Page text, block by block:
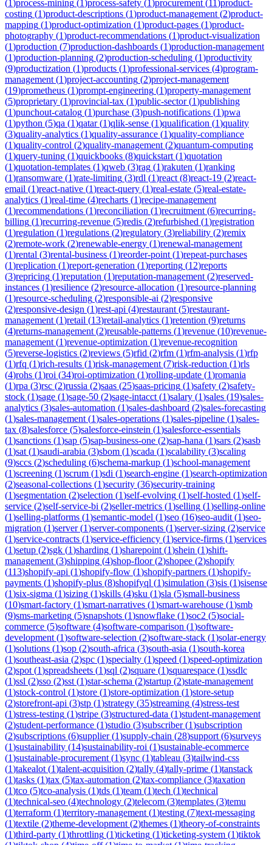
(1)process-mining (1)process-safety (1)procurement (11)product-
costing (1)product-descriptions (1)product-management (2)product-
mapping (1)product-optimization (1)product-pages (1)product-
photography (1)product-recommendations (1)product-visualization
(1)production (7)production-dashboards (1)production-management
(1)production-planning (2)production-scheduling (1)productivity
(9)productization (1)products (1)professional-services (4)program-
management (1)project-accounting (2)project-management
(19)prometheus (1)prompt-engineering (1)property-management
(5)proprietary (1)provincial-tax (1)public-sector(1)publishing
(1)punchout-catalog (1)purchase (3)push-notifications (1)pwa
(1)python (5)qa (1)qatar(1)qlik-sense (1)qualification (1)quality
(3)quality-analytics (1)quality-assurance (1)quality-compliance
(1)quality-control (2)quality-management (2)quantum-computing
(1)query-tuning (1)quickbooks (8)quickstart (1)quotation
(1)quotation-templates (1)qweb (3)rag (1)rakuten (1)ranking
(1)ransomware (1)rate-limiting (3)rdl (1)react (8)react-19 (2)react-
email (1)react-native (1)react-query (1)real-estate (5)real-estate-
analytics (1)real-time (4)recharts (1)recipe-management
(1)recommendations (1)reconciliation (1)recruitment (6)recurring-
billing (1)recurring-revenue (5)redis (2)refurbished (1)registration
(1)regulation (1)regulations (2)regulatory (3)reliability (2)remix
(2)remote-work (2)renewable-energy (1)renewal-management
(1)rental (3)rental-business (1)reorder-point (1)repeat-purchases
(1)replication (1)report-generation (1)reporting (12)reports
(3)repricing (1)reputation (1)reputation-management (2)reserved-
instances (1)resilience (2)resource-allocation (1)resource-planning
(1)resource-scheduling (2)responsible-ai (2)responsive
(2)responsive-design (1)rest-api (4)restaurant (5)restaurant-
management (1)retail (13)retail-analytics (1)retention (9)returns
(4)returns-management (2)reusable-patterns (1)revenue (10)revenue-
management (1)revenue-optimization (1)revenue-recognition
(5)reverse-logistics (2)reviews (5)rfid (2)rfm (1)rfm-analysis (1)rfp
(1)rfq (1)rich-results (1)risk-management (7)risk-reduction (1)rls
(4)rohs (1)roi (34)roi-optimization (1)rolling-update (1)romania
(1)rpa (3)rsc (2)russia (2)saas (25)saas-pricing (1)safety (2)safety-
stock (1)sage (1)sage-50 (2)sage-intacct (1)salary (1)sales (19)sales-
analytics (3)sales-automation (1)sales-dashboard (2)sales-forecasting
(1)sales-management (1)sales-operations (1)sales-pipeline (1)sales-
tax (8)salesforce (5)salesforce-einstein (1)salesforce-essentials
(1)sanctions (1)sap (5)sap-business-one (2)sap-hana (1)sars (2)sasb
(1)sat (1)saudi-arabia (3)sbom (1)scada (1)scalability (3)scaling
(9)sccs (2)scheduling (6)schema-markup (1)school-management
(1)screening (1)scrum (1)sdi (1)search-engine (1)search-optimization
(2)seasonal-collections (1)security (36)security-training
(1)segmentation (2)selection (1)self-evolving (1)self-hosted (1)self-
service (2)self-service-bi (2)seller-metrics (1)selling (1)selling-online
(1)selling-platforms (1)semantic-model (1)seo (16)seo-audit (1)seo-
migration (1)server(1)server-components (1)server-sizing (2)service
(1)service-contracts (1)service-efficiency (1)service-firms (1)services
(1)setup (2)sgk (1)sharding (1)sharepoint (1)shein (1)shift-
management (3)shipping (4)shop-floor(2)shopee (2)shopify
(113)shopify-api (1)shopify-flow (1)shopify-partners (1)shopify-
payments (1)shopify-plus (8)shopifyql (1)simulation (3)sis (1)sisense
(1)six-sigma (1)sizing (1)skills (4)sku (1)sla (5)small-business
(10)smart-factory (1)smart-narratives (1)smart-warehouse (1)smb
(9)sms-marketing (5)snapshots (1)snowflake (1)soc2 (5)social-
commerce (5)software (4)software-comparison (1)software-
development (1)software-selection (2)software-stack (1)solar-energy
(1)solutions (1)sop (2)south-africa (3)south-asia (1)south-korea
(1)southeast-asia (2)spc (1)specialty (1)speed (1)speed-optimization
(2)spot (1)spreadsheets (1)sql (2)square (1)squarespace (1)ssdlc
(1)ssl (2)sso (2)sst (1)star-schema (2)startup (2)state-management
(1)stock-control (1)store (1)store-optimization (1)store-setup
(2)storefront-api (3)stp (1)strategy (35)streaming (4)stress-test
(1)stress-testing (1)stripe (3)structured-data (1)student-management
(2)student-performance (1)studio (3)subscriber(1)subscription
(2)subscriptions (6)supplier(1)supply-chain (28)support (6)surveys
(1)sustainability (14)sustainability-roi (1)sustainable-ecommerce
(1)sustainable-procurement (1)sync (1)tableau (3)tailwind-css
(1)takealot (1)talent-acquisition (2)tally (4)tally-prime (1)tanstack
(1)tasks (1)tax (5)tax-automation (2)tax-compliance (3)taxation
(1)tco (5)tco-analysis (1)tds (1)team (1)tech (1)technical
(1)technical-seo (4)technology (2)telecom (3)templates (3)temu
(1)terraform (1)territory-management (1)testing (7)text-messaging
(1)textile (2)theme-development (2)themes (1)theory-of-constraints
(1)third-party (1)throttling (1)ticketing (1)ticketing-system (1)tiktok